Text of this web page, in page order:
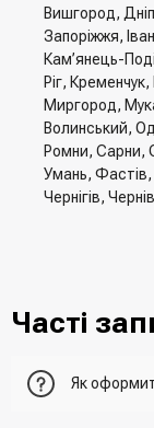
Вишгород,
Запоріжжя,
Кам’янець-
Ріг,
Миргород,
Волинський,
Ромни, Сарни,
Умань, Фастів,
Чернігів,
Часті
Як